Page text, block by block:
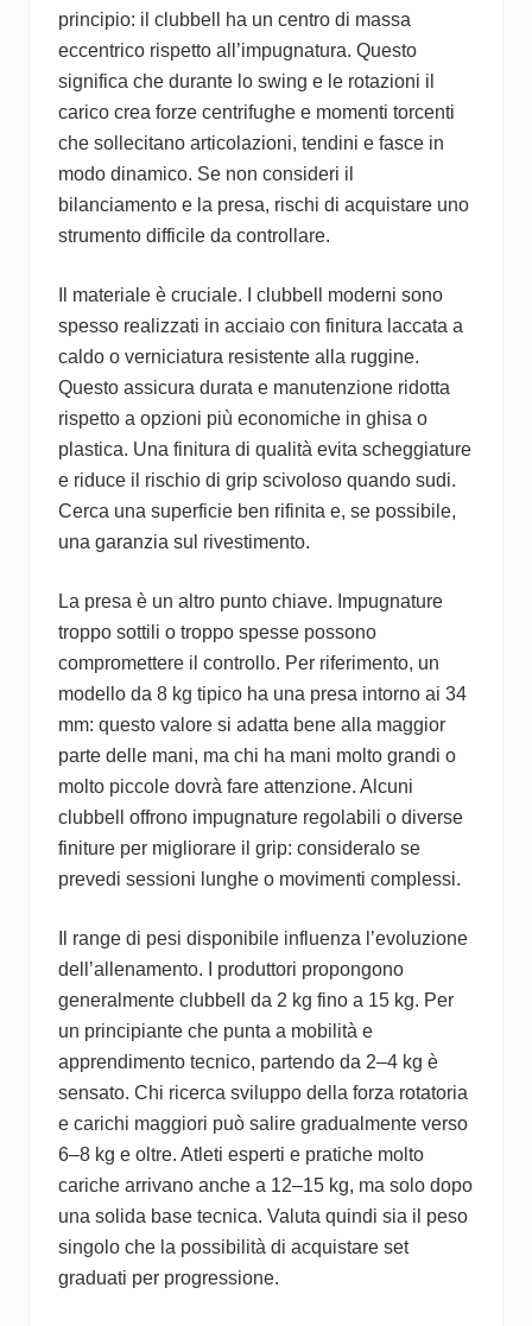
principio: il clubbell ha un centro di massa
eccentrico rispetto all’impugnatura. Questo
significa che durante lo swing e le rotazioni il
carico crea forze centrifughe e momenti torcenti
che sollecitano articolazioni, tendini e fasce in
modo dinamico. Se non consideri il
bilanciamento e la presa, rischi di acquistare uno
strumento difficile da controllare.
Il materiale è cruciale. I clubbell moderni sono
spesso realizzati in acciaio con finitura laccata a
caldo o verniciatura resistente alla ruggine.
Questo assicura durata e manutenzione ridotta
rispetto a opzioni più economiche in ghisa o
plastica. Una finitura di qualità evita scheggiature
e riduce il rischio di grip scivoloso quando sudi.
Cerca una superficie ben rifinita e, se possibile,
una garanzia sul rivestimento.
La presa è un altro punto chiave. Impugnature
troppo sottili o troppo spesse possono
compromettere il controllo. Per riferimento, un
modello da 8 kg tipico ha una presa intorno ai 34
mm: questo valore si adatta bene alla maggior
parte delle mani, ma chi ha mani molto grandi o
molto piccole dovrà fare attenzione. Alcuni
clubbell offrono impugnature regolabili o diverse
finiture per migliorare il grip: consideralo se
prevedi sessioni lunghe o movimenti complessi.
Il range di pesi disponibile influenza l’evoluzione
dell’allenamento. I produttori propongono
generalmente clubbell da 2 kg fino a 15 kg. Per
un principiante che punta a mobilità e
apprendimento tecnico, partendo da 2–4 kg è
sensato. Chi ricerca sviluppo della forza rotatoria
e carichi maggiori può salire gradualmente verso
6–8 kg e oltre. Atleti esperti e pratiche molto
cariche arrivano anche a 12–15 kg, ma solo dopo
una solida base tecnica. Valuta quindi sia il peso
singolo che la possibilità di acquistare set
graduati per progressione.